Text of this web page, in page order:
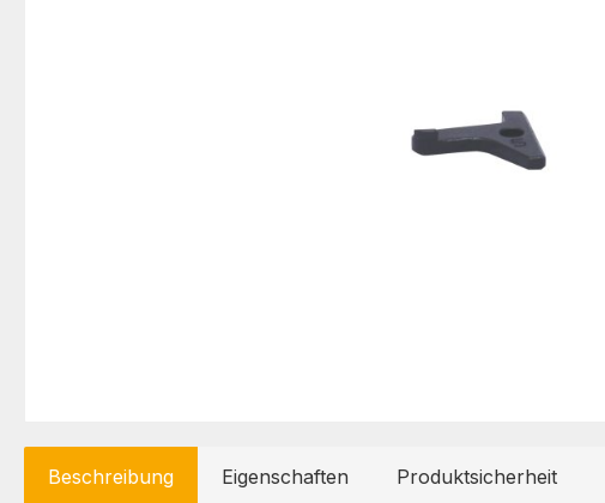
Beschreibung Eigenschaften Produktsicherheit